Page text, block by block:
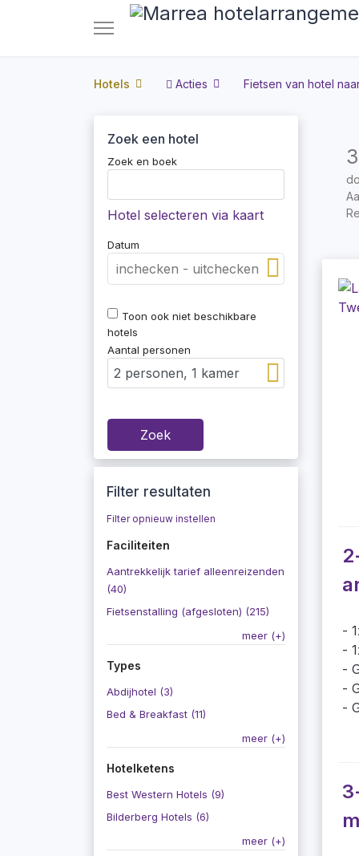
Hotels Acties Fietsen van hotel
Zoek een hotel
Zoek en boek
Hotel selecteren via kaart
Datum
Toon ook niet beschikbare
hotels
Aantal personen
Zoek
Filter resultaten
Filter opnieuw instellen
Faciliteiten
Aantrekkelijk tarief alleenreizenden
(40)
Fietsenstalling (afgesloten) (215)
meer (+)
Types
Abdijhotel (3)
Bed & Breakfast (11)
meer (+)
Hotelketens
Best Western Hotels (9)
Bilderberg Hotels (6)
meer (+)